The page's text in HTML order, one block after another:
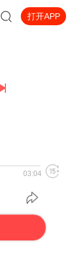
打开APP
03:04